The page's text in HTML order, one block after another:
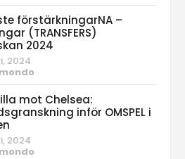
förstärkningarNA –
(TRANSFERS)
2024
2024
mot Chelsea:
inför OMSPEL i
2024